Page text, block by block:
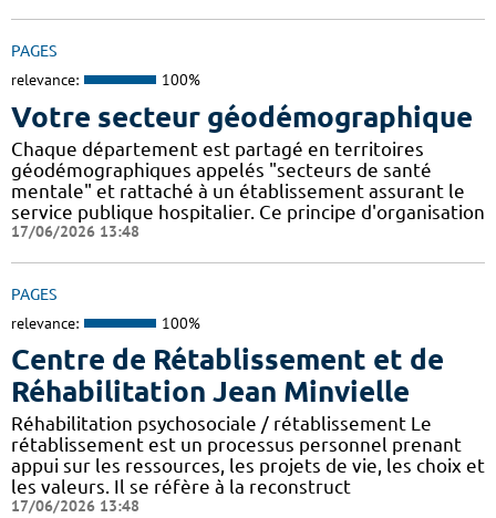
PAGES
relevance: 100%
Votre secteur géodémographique
Chaque département est partagé en territoires
géodémographiques appelés "secteurs de santé
mentale" et rattaché à un établissement assurant le
service publique hospitalier. Ce principe d'organisation
17/06/2026 13:48
PAGES
relevance: 100%
Centre de Rétablissement et de
Réhabilitation Jean Minvielle
Réhabilitation psychosociale / rétablissement Le
rétablissement est un processus personnel prenant
appui sur les ressources, les projets de vie, les choix et
les valeurs. Il se réfère à la reconstruct
17/06/2026 13:48